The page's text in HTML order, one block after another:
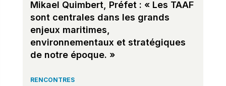
Mikael Quimbert, Préfet : « Les TAAF
sont centrales dans les grands
enjeux maritimes,
environnementaux et stratégiques
de notre époque. »
RENCONTRES